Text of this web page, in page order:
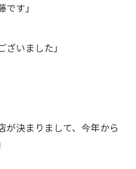
す」
ざいました」
が決まりまして、今年から